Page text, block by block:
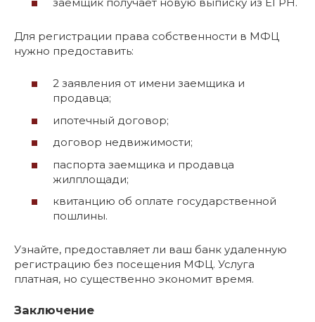
Для регистрации права собственности в МФЦ
нужно предоставить:
2 заявления от имени заемщика и
продавца;
ипотечный договор;
договор недвижимости;
паспорта заемщика и продавца
жилплощади;
квитанцию об оплате государственной
пошлины.
Узнайте, предоставляет ли ваш банк удаленную
регистрацию без посещения МФЦ. Услуга
платная, но существенно экономит время.
Заключение